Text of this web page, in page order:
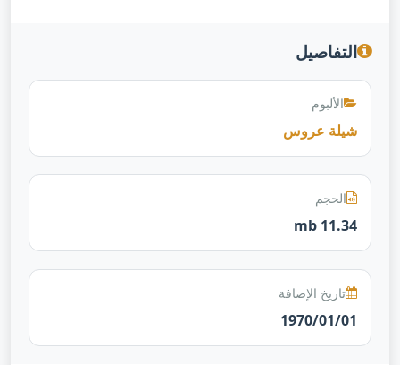
التفاصيل
الألبوم
شيلة عروس
الحجم
11.34 mb
تاريخ الإضافة
1970/01/01